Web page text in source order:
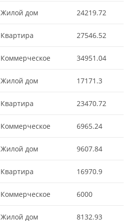
Жилой дом 24219.72
Квартира 27546.52
Коммерческое 34951.04
Жилой дом 17171.3
Квартира 23470.72
Коммерческое 6965.24
Жилой дом 9607.84
Квартира 16970.9
Коммерческое 6000
Жилой дом 8132.93